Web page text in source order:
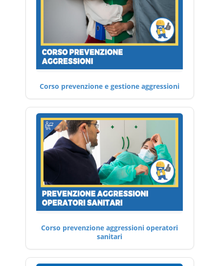
Corso prevenzione e gestione aggressioni
Corso prevenzione aggressioni operatori
sanitari